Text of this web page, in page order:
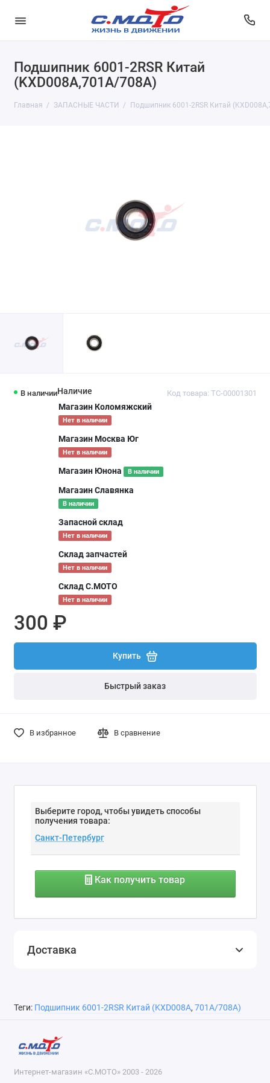
Подшипник 6001-2RSR Китай
(KXD008A,701А/708А)
Главная ЗАПАСНЫЕ ЧАСТИ Подшипник 6001-2RSR Китай
В наличии Код товара: ТС-00001301
Наличие
Магазин Коломяжский
Нет в наличии
Магазин Москва Юг
Нет в наличии
Магазин Юнона В наличии
Магазин Славянка
В наличии
Запасной склад
Нет в наличии
Склад запчастей
Нет в наличии
Склад С.МОТО
Нет в наличии
300 ₽
Купить
Быстрый заказ
В избранное В сравнение
Выберите город, чтобы увидеть способы
получения товара:
Как получить товар
Доставка
Теги: Подшипник 6001-2RSR Китай (KXD008A, 701А/708А)
Интернет-магазин «С.МОТО» 2003 - 2026